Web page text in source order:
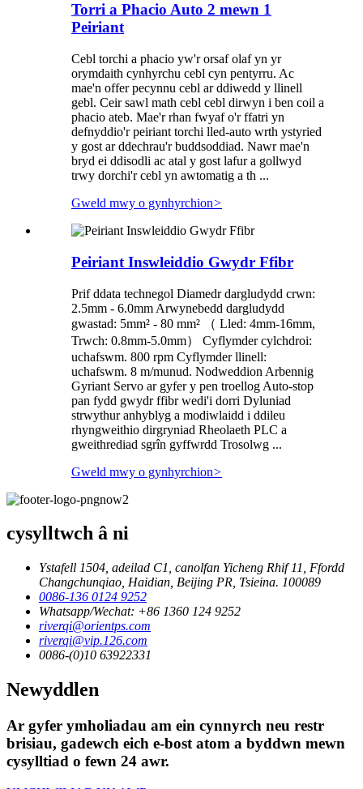
Torri a Phacio Auto 2 mewn 1
Peiriant
Cebl torchi a phacio yw'r orsaf olaf yn yr
orymdaith cynhyrchu cebl cyn pentyrru. Ac
mae'n offer pecynnu cebl ar ddiwedd y llinell
gebl. Ceir sawl math cebl cebl dirwyn i ben coil a
phacio ateb. Mae'r rhan fwyaf o'r ffatri yn
defnyddio'r peiriant torchi lled-auto wrth ystyried
y gost ar ddechrau'r buddsoddiad. Nawr mae'n
bryd ei ddisodli ac atal y gost lafur a gollwyd
trwy dorchi'r cebl yn awtomatig a th ...
Gweld mwy o gynhyrchion>
Peiriant Inswleiddio Gwydr Ffibr
Prif ddata technegol Diamedr dargludydd crwn:
2.5mm - 6.0mm Arwynebedd dargludydd
gwastad: 5mm² - 80 mm² （ Lled: 4mm-16mm,
Trwch: 0.8mm-5.0mm） Cyflymder cylchdroi:
uchafswm. 800 rpm Cyflymder llinell:
uchafswm. 8 m/munud. Nodweddion Arbennig
Gyriant Servo ar gyfer y pen troellog Auto-stop
pan fydd gwydr ffibr wedi'i dorri Dyluniad
strwythur anhyblyg a modiwlaidd i ddileu
rhyngweithio dirgryniad Rheolaeth PLC a
gweithrediad sgrîn gyffwrdd Trosolwg ...
Gweld mwy o gynhyrchion>
cysylltwch â ni
Ystafell 1504, adeilad C1, canolfan Yicheng Rhif 11, Ffordd
Changchunqiao, Haidian, Beijing PR, Tsieina. 100089
0086-136 0124 9252
Whatsapp/Wechat: +86 1360 124 9252
riverqi@orientps.com
riverqi@vip.126.com
0086-(0)10 63922331
Newyddlen
Ar gyfer ymholiadau am ein cynnyrch neu restr
brisiau, gadewch eich e-bost atom a byddwn mewn
cysylltiad o fewn 24 awr.